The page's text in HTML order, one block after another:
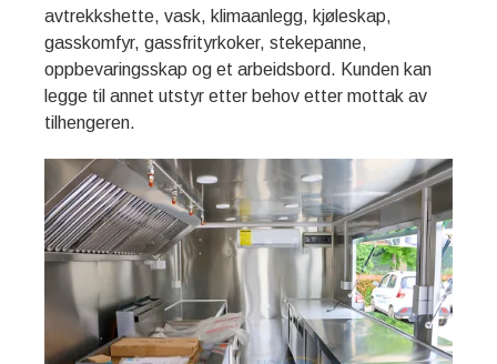
avtrekkshette, vask, klimaanlegg, kjøleskap,
gasskomfyr, gassfrityrkoker, stekepanne,
oppbevaringsskap og et arbeidsbord. Kunden kan
legge til annet utstyr etter behov etter mottak av
tilhengeren.